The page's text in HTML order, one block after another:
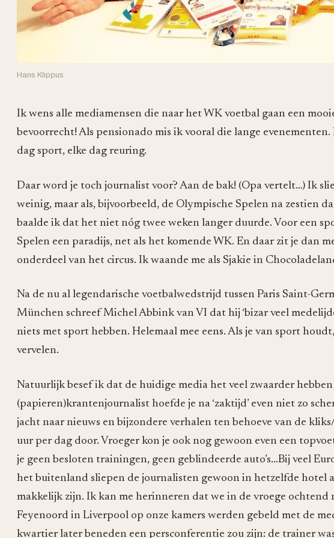
Hans Klippus
Ik wens alle mediamensen die naar het WK voetbal gaan een
bevoorrecht! Als pensionado mis ik vooral die lange
dag sport, elke dag reuring.
Daar word je toch journalist voor? Aan de bak! (Opa vertelt…) Ik
weinig, maar als, bijvoorbeeld, de Olympische Spelen na zestien
baalde ik dat het niet nóg twee weken langer duurde. Voor een
Spelen een paradijs, net als het komende WK. En daar zit je dan
onderdeel van het circus. Ik waande me als Sjakie in
Na de nu al legendarische voetbalwedstrijd tussen Paris Saint-
München schreef Michel Abbink van VI dat hij ‘bizar veel
niets met sport hebben. Helemaal mee eens. Als je van sport
vervelen.
Natuurlijk besef ik dat de huidige media het veel zwaarder
(papieren)krantenjournalist hoefde je na ‘zaktijd’ even niet zo
jacht naar nieuws en bijzondere verhalen ten behoeve van de
uur per dag door. Vroeger kon je ook nog gewoon even een
je geen besloten trainingen, geen geblindeerde auto’s…Bij veel
het buitenland sliepen de journalisten gewoon in hetzelfde hotel
makkelijk zijn. Ik kan me herinneren dat we in de vroege ochtend
Feyenoord in Liverpool op onze kamers werden gebeld met de
kwartier later beneden een persconferentie zou zijn: de trainer